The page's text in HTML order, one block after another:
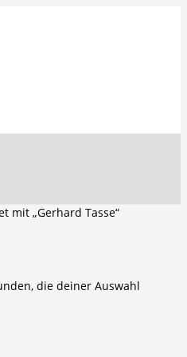
mit „Gerhard Tasse“
die deiner Auswahl